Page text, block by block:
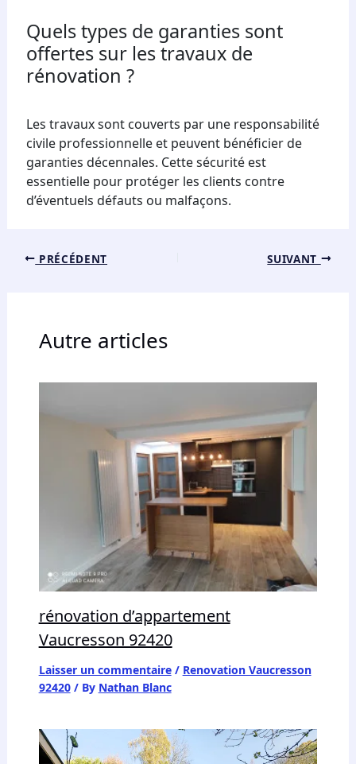
Quels types de garanties sont
offertes sur les travaux de
rénovation ?
Les travaux sont couverts par une responsabilité
civile professionnelle et peuvent bénéficier de
garanties décennales. Cette sécurité est
essentielle pour protéger les clients contre
d’éventuels défauts ou malfaçons.
PRÉCÉDENT SUIVANT
Autre articles
rénovation d’appartement
Vaucresson 92420
Laisser un commentaire / Renovation Vaucresson
92420/ By Nathan Blanc